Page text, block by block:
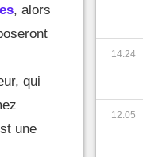
, alors
qui
une
14:24
12:05